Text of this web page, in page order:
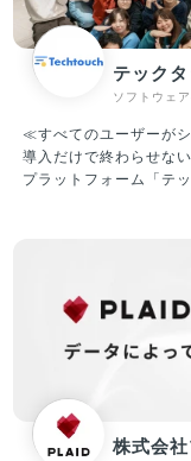
現在、5,000社以上の
スの各社からも厚い信
型サービスを実施し、
し急成長を果たしています。 ②ITプラットフォーム（
Mile社は、人材プラッ
体制の中小企業が大多
題となっています。 当
により、生産性向上・
テック
ソフトウェ
≪すべてのユーザーがシス
導入だけで終わらせな
プラットフォーム「テ
よるUI改善や自動操作
主導でリードすること
機能紹介（一例） ・
(株)／株式会社など）
どの項目で躓いてい
違いなく入力（ダブルチェックが不
株式会